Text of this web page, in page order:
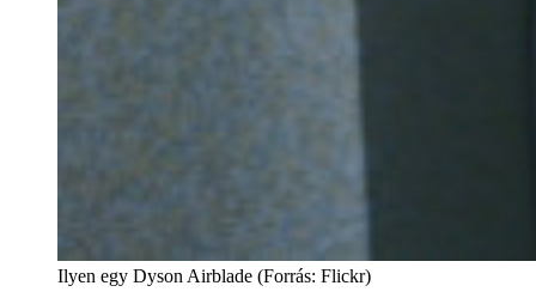
Ilyen egy Dyson Airblade (Forrás: Flickr)